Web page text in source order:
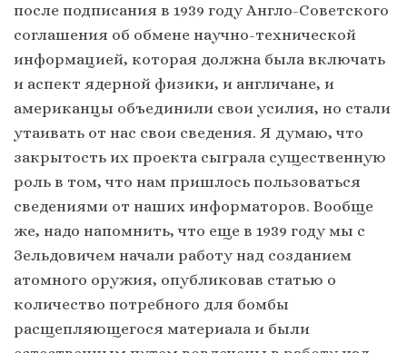
после подписания в 1939 году Англо-Советского
соглашения об обмене научно-технической
информацией, которая должна была включать
и аспект ядерной физики, и англичане, и
американцы объединили свои усилия, но стали
утаивать от нас свои сведения. Я думаю, что
закрытость их проекта сыграла существенную
роль в том, что нам пришлось пользоваться
сведениями от наших информаторов. Вообще
же, надо напомнить, что еще в 1939 году мы с
Зельдовичем начали работу над созданием
атомного оружия, опубликовав статью о
количество потребного для бомбы
расщепляющегося материала и были